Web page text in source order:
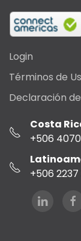
Login
Términos de
Declaración
Costa
+506
+506